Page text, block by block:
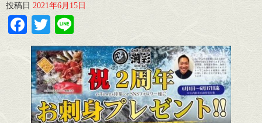
投稿日 2021年6月15日
Facebook
Twitter